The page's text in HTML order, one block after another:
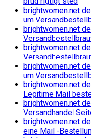
brightwomen.net
um
brightwomen.net
brightwomen.net
brightwomen.net
um
brightwomen.net
Legitime Mail
brightwomen.net
Versandhandel
brightwomen.net
eine Mail -